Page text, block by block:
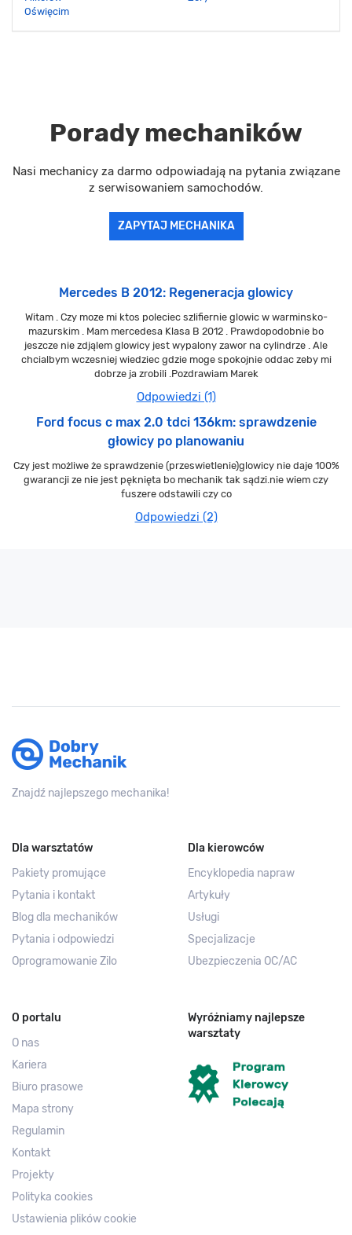
Oświęcim
Porady mechaników
Nasi mechanicy za darmo odpowiadają na pytania związane
z serwisowaniem samochodów.
ZAPYTAJ MECHANIKA
Mercedes B 2012: Regeneracja glowicy
Witam . Czy moze mi ktos poleciec szlifiernie glowic w warminsko-
mazurskim . Mam mercedesa Klasa B 2012 . Prawdopodobnie bo
jeszcze nie zdjąlem glowicy jest wypalony zawor na cylindrze . Ale
chcialbym wczesniej wiedziec gdzie moge spokojnie oddac zeby mi
dobrze ja zrobili .Pozdrawiam Marek
Odpowiedzi (1)
Ford focus c max 2.0 tdci 136km: sprawdzenie
głowicy po planowaniu
Czy jest możliwe że sprawdzenie (przeswietlenie)glowicy nie daje 100%
gwarancji ze nie jest pęknięta bo mechanik tak sądzi.nie wiem czy
fuszere odstawili czy co
Odpowiedzi (2)
Znajdź najlepszego mechanika!
Dla warsztatów
Pakiety promujące
Pytania i kontakt
Blog dla mechaników
Pytania i odpowiedzi
Oprogramowanie Zilo
Dla kierowców
Encyklopedia napraw
Artykuły
Usługi
Specjalizacje
Ubezpieczenia OC/AC
O portalu
O nas
Kariera
Biuro prasowe
Mapa strony
Regulamin
Kontakt
Projekty
Polityka cookies
Ustawienia plików cookie
Wyróżniamy najlepsze
warsztaty